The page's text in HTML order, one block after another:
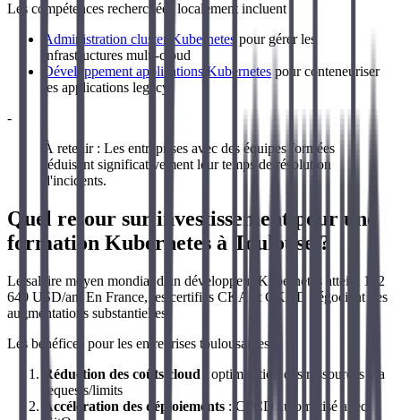
Les compétences recherchées localement incluent :
Administration cluster Kubernetes pour gérer les
infrastructures multi-cloud
Développement applications Kubernetes pour conteneuriser
les applications legacy
-
À retenir : Les entreprises avec des équipes formées
réduisent significativement leur temps de résolution
d'incidents.
Quel retour sur investissement pour une
formation Kubernetes à Toulouse ?
Le salaire moyen mondial d'un développeur Kubernetes atteint 152
640 USD/an. En France, les certifiés CKA et CKAD négocient des
augmentations substantielles.
Les bénéfices pour les entreprises toulousaines :
Réduction des coûts cloud : optimisation des ressources via
requests/limits
Accélération des déploiements : CI/CD automatisé avec